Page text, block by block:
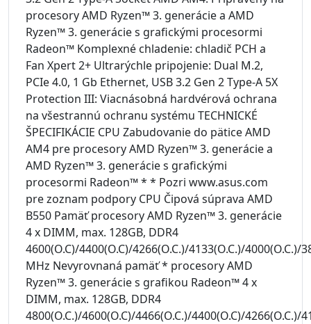
procesory AMD Ryzen™ 3. generácie a AMD
Ryzen™ 3. generácie s grafickými procesormi
Radeon™ Komplexné chladenie: chladič PCH a
Fan Xpert 2+ Ultrarýchle pripojenie: Dual M.2,
PCIe 4.0, 1 Gb Ethernet, USB 3.2 Gen 2 Type-A 5X
Protection III: Viacnásobná hardvérová ochrana
na všestrannú ochranu systému TECHNICKÉ
ŠPECIFIKÁCIE CPU Zabudovanie do pätice AMD
AM4 pre procesory AMD Ryzen™ 3. generácie a
AMD Ryzen™ 3. generácie s grafickými
procesormi Radeon™ * * Pozri www.asus.com
pre zoznam podpory CPU Čipová súprava AMD
B550 Pamäť procesory AMD Ryzen™ 3. generácie
4 x DIMM, max. 128GB, DDR4
4600(O.C)/4400(O.C)/4266(O.C.)/4133(O.C.)/
MHz Nevyrovnaná pamäť * procesory AMD
Ryzen™ 3. generácie s grafikou Radeon™ 4 x
DIMM, max. 128GB, DDR4
4800(O.C.)/4600(O.C)/4466(O.C.)/4400(O.C)/